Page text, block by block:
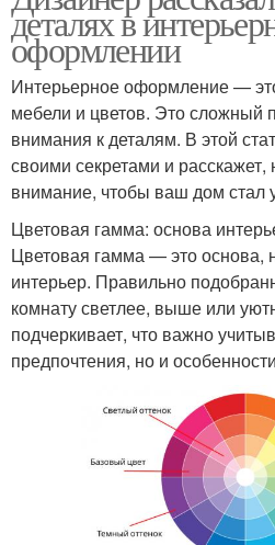
деталях в
оформлении
Интерьерное оформление —
мебели и цветов. Это сложный
внимания к деталям. В этой
своими секретами и расскажет,
внимание, чтобы ваш дом стал
Цветовая гамма: основа
Цветовая гамма — это основа,
интерьер. Правильно
комнату светлее, выше или
подчеркивает, что важно
предпочтения, но и